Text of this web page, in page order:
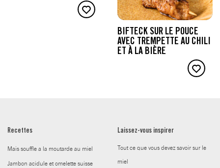
BIFTECK SUR LE POUCE
AVEC TREMPETTE AU CHILI
ET À LA BIÈRE
Recettes
Mais souffle a la moutarde au miel
Jambon acidule et omelette suisse
Laissez-vous inspirer
Tout ce que vous devez savoir sur le
miel